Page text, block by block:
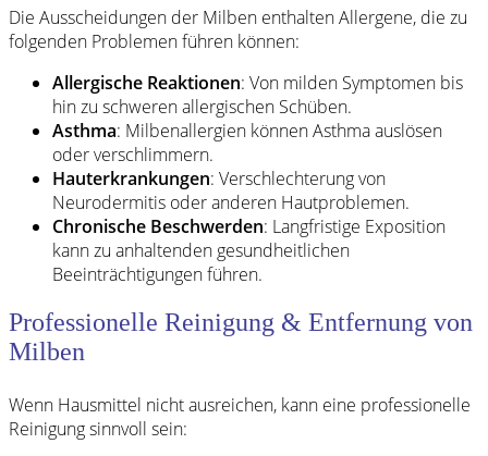
Die Ausscheidungen der Milben enthalten Allergene, die zu
folgenden Problemen führen können:
Allergische Reaktionen: Von milden Symptomen bis
hin zu schweren allergischen Schüben.
Asthma: Milbenallergien können Asthma auslösen
oder verschlimmern.
Hauterkrankungen: Verschlechterung von
Neurodermitis oder anderen Hautproblemen.
Chronische Beschwerden: Langfristige Exposition
kann zu anhaltenden gesundheitlichen
Beeinträchtigungen führen.
Professionelle Reinigung & Entfernung von
Milben
Wenn Hausmittel nicht ausreichen, kann eine professionelle
Reinigung sinnvoll sein: